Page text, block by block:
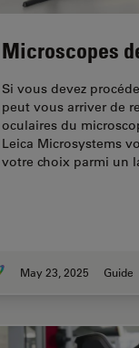
Innovation Hubs
Microscopes
Si vous devez
peut vous arriver de
oculaires du
Leica Microsystems
votre choix parmi un
May 23, 2025 Guide